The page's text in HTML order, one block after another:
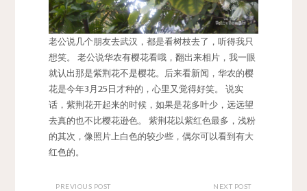
老公说几个朋友去武汉，都是看树枝去了，听得我只
想笑。 老公说华农有樱花看哦，翻出来相片，我一眼
就认出那是紫荆花不是樱花。后来看新闻，华农的樱
花是今年3月25日才种的，心里又觉得好笑。 说实
话，紫荆花开起来的时候，如果是花多叶少，远远望
去真的也不比樱花逊色。 紫荆花以紫红色最多，浅粉
的其次，像照片上白色的较少些，偶尔可以看到有大
红色的。
PREVIOUS POST NEXT POST